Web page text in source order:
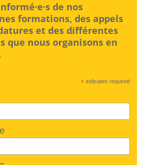
de nos
formations, des appels
et des différentes
que nous organisons en
* indicates required